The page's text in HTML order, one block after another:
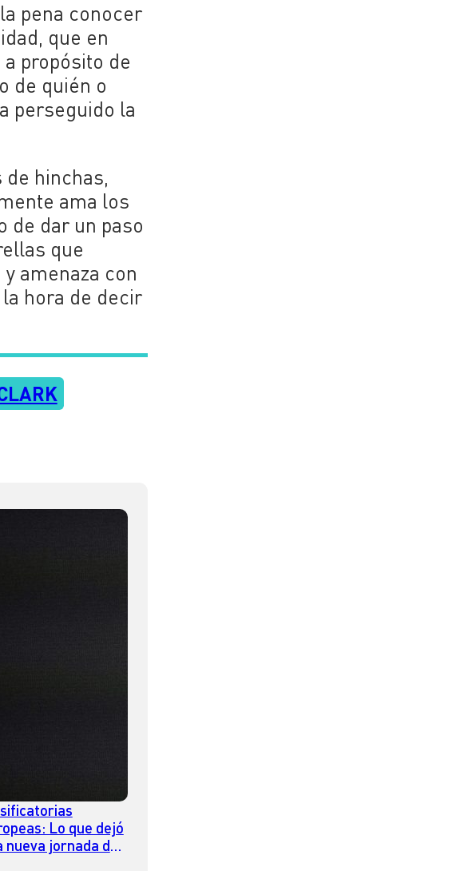
pena conocer
que en
propósito de
de quién o
perseguido la
hinchas,
ama los
de dar un paso
que
amenaza con
hora de decir
Lo que dejó
nueva jornada de